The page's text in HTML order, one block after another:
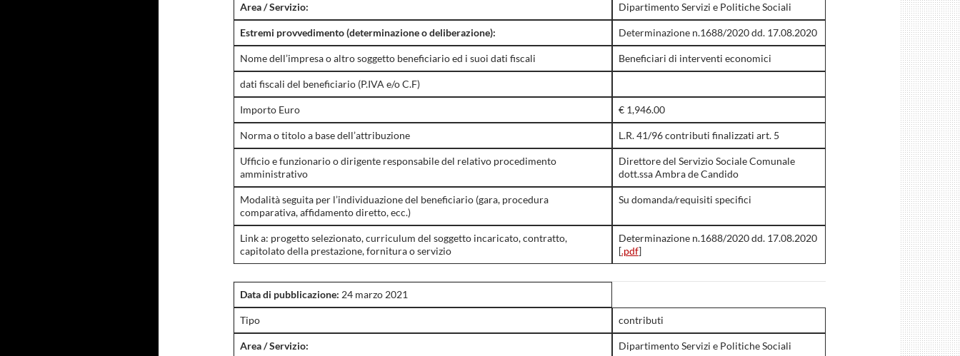
Area / Servizio: Dipartimento Servizi e Politiche Sociali
Estremi provvedimento (determinazione o deliberazione): Determinazione n.1688/2020 dd. 17.08.2020
Nome dell’impresa o altro soggetto beneficiario ed i suoi dati fiscali Beneficiari di interventi economici
dati fiscali del beneficiario (P.IVA e/o C.F)
Importo Euro € 1,946.00
Norma o titolo a base dell’attribuzione L.R. 41/96 contributi finalizzati art. 5
Ufficio e funzionario o dirigente responsabile del relativo procedimento
amministrativo
Direttore del Servizio Sociale Comunale
dott.ssa Ambra de Candido
Modalità seguita per l’individuazione del beneficiario (gara, procedura
comparativa, affidamento diretto, ecc.)
Su domanda/requisiti specifici
Link a: progetto selezionato, curriculum del soggetto incaricato, contratto,
capitolato della prestazione, fornitura o servizio
Determinazione n.1688/2020 dd. 17.08.2020
[.pdf]
Data di pubblicazione: 24 marzo 2021
Tipo contributi
Area / Servizio: Dipartimento Servizi e Politiche Sociali